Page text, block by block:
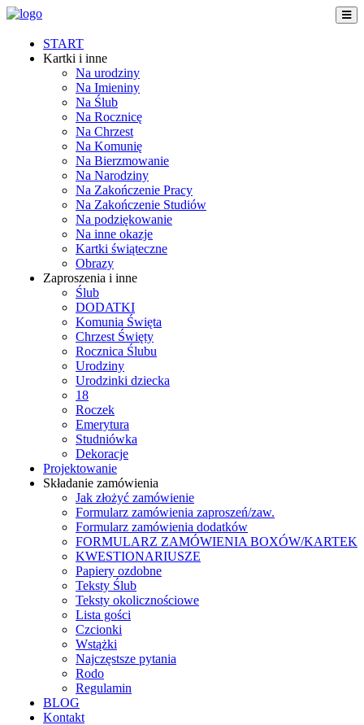
START
Kartki i inne
Na urodziny
Na Imieniny
Na Ślub
Na Rocznicę
Na Chrzest
Na Komunię
Na Bierzmowanie
Na Narodziny
Na Zakończenie Pracy
Na Zakończenie Studiów
Na podziękowanie
Na inne okazje
Kartki świąteczne
Obrazy
Zaproszenia i inne
Ślub
DODATKI
Komunia Święta
Chrzest Święty
Rocznica Ślubu
Urodziny
Urodzinki dziecka
18
Roczek
Emerytura
Studniówka
Dekoracje
Projektowanie
Składanie zamówienia
Jak złożyć zamówienie
Formularz zamówienia zaproszeń/zaw.
Formularz zamówienia dodatków
FORMULARZ ZAMÓWIENIA BOXÓW/KARTEK
KWESTIONARIUSZE
Papiery ozdobne
Teksty Ślub
Teksty okolicznościowe
Lista gości
Czcionki
Wstążki
Najczęstsze pytania
Rodo
Regulamin
BLOG
Kontakt